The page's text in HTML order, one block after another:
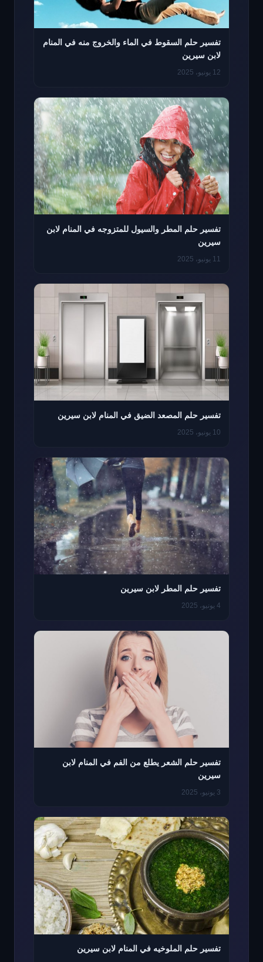
تفسير حلم السقوط في الماء والخروج منه في المنام
لابن سيرين
12 يونيو، 2025
تفسير حلم المطر والسيول للمتزوجه في المنام لابن
سيرين
11 يونيو، 2025
تفسير حلم المصعد الضيق في المنام لابن سيرين
10 يونيو، 2025
تفسير حلم المطر لابن سيرين
4 يونيو، 2025
تفسير حلم الشعر يطلع من الفم في المنام لابن
سيرين
3 يونيو، 2025
تفسير حلم الملوخيه في المنام لابن سيرين